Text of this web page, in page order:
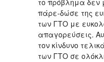
το πρόβλημα δεν
πάρε-δώσε της
των ΓΤΟ με
απαγορεύσεις.
τον κίνδυνο
των ΓΤΟ σε